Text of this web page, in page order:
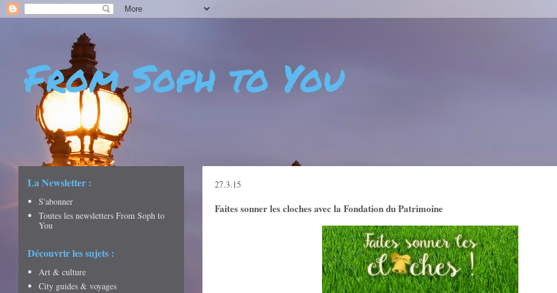
From Soph to You
- DÉCOUVERTES - CULTURE - CITY GUIDES - VOYAGES - CRÉATIVITÉ - ART DE VIVRE - BIEN-ÊTRE - POSITIVITÉ -
27.3.15
Faites sonner les cloches avec la Fondation du Patrimoine
La Newsletter :
S'abonner
Toutes les newsletters From Soph to
You
Découvrir les sujets :
Art & culture
City guides & voyages